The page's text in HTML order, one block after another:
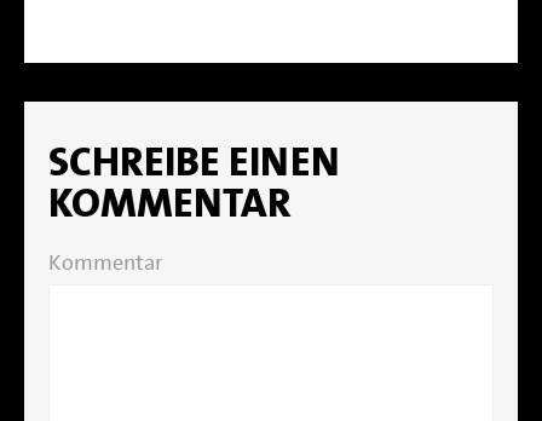
SCHREIBE EINEN
KOMMENTAR
Kommentar